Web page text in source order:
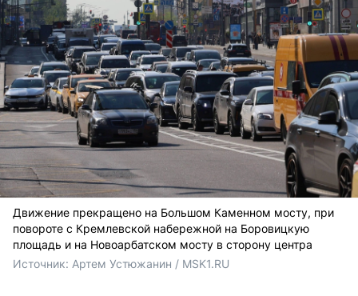
Движение прекращено на Большом Каменном мосту, при
повороте с Кремлевской набережной на Боровицкую
площадь и на Новоарбатском мосту в сторону центра
Источник: Артем Устюжанин / MSK1.RU